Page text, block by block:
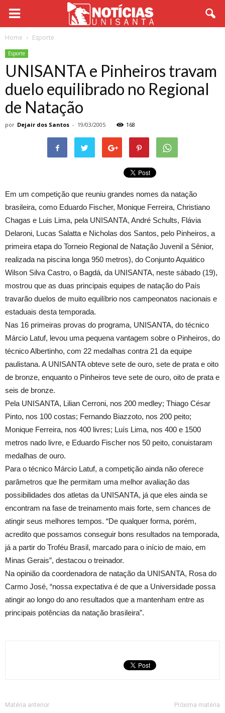
Home Esporte
Esporte
UNISANTA e Pinheiros travam
duelo equilibrado no Regional
de Natação
por Dejair dos Santos - 19/03/2005 168
Em um competição que reuniu grandes nomes da natação
brasileira, como Eduardo Fischer, Monique Ferreira, Christiano
Chagas e Luis Lima, pela UNISANTA, André Schults, Flávia
Delaroni, Lucas Salatta e Nicholas dos Santos, pelo Pinheiros, a
primeira etapa do Torneio Regional de Natação Juvenil a Sênior,
realizada na piscina longa 950 metros), do Conjunto Aquático
Wilson Silva Castro, o Bagdá, da UNISANTA, neste sábado (19),
mostrou que as duas principais equipes de natação do País
travarão duelos de muito equilíbrio nos campeonatos nacionais e
estaduais desta temporada.
Nas 16 primeiras provas do programa, UNISANTA, do técnico
Márcio Latuf, levou uma pequena vantagem sobre o Pinheiros, do
técnico Albertinho, com 22 medalhas contra 21 da equipe
paulistana. A UNISANTA obteve sete de ouro, sete de prata e oito
de bronze, enquanto o Pinheiros teve sete de ouro, oito de prata e
seis de bronze.
Pela UNISANTA, Lilian Cerroni, nos 200 medley; Thiago César
Pinto, nos 100 costas; Fernando Biazzoto, nos 200 peito;
Monique Ferreira, nos 400 livres; Luís Lima, nos 400 e 1500
metros nado livre, e Eduardo Fischer nos 50 peito, conuistaram
medalhas de ouro.
Para o técnico Márcio Latuf, a competição ainda não oferece
parâmetros que lhe permitam uma melhor avaliação das
possibilidades dos atletas da UNISANTA, já que eles ainda se
encontram na fase de treinamento mais forte, sem chances de
atingir seus melhores tempos. “De qualquer forma, porém,
acredito que possamos conseguir bons resultados na temporada,
já a partir do Troféu Brasil, marcado para o início de maio, em
Minas Gerais”, destacou o treinador.
Na opinião da coordenadora de natação da UNISANTA, Rosa do
Carmo José, “nossa expectativa é de que a Universidade possa
atingir ao longo do ano resultados que a mantenham entre as
principais potências da natação brasileira”.
Matéria anterior Próxima matéria